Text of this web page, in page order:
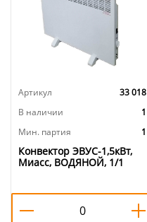
Артикул
33 018
В наличии
1
Мин. партия
1
Конвектор ЭВУС-1,5кВт,
Миасс, ВОДЯНОЙ, 1/1